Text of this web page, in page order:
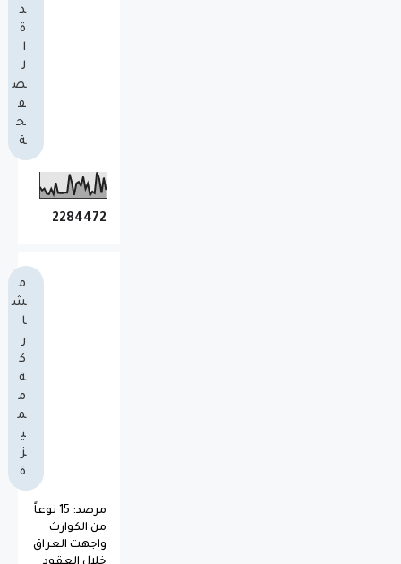
د
ة
ا
ل
ص
ف
ح
ة
2284472
م
ش
ا
ر
ك
ة
م
م
ي
ز
ة
مرصد: 15 نوعاً
من الكوارث
واجهت العراق